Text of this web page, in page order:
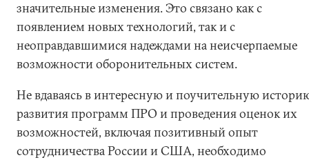
значительные изменения. Это связано как с
появлением новых технологий, так и с
неоправдавшимися надеждами на неисчерпаемые
возможности оборонительных систем.
Не вдаваясь в интересную и поучительную
развития программ ПРО и проведения оценок их
возможностей, включая позитивный опыт
сотрудничества России и США, необходимо